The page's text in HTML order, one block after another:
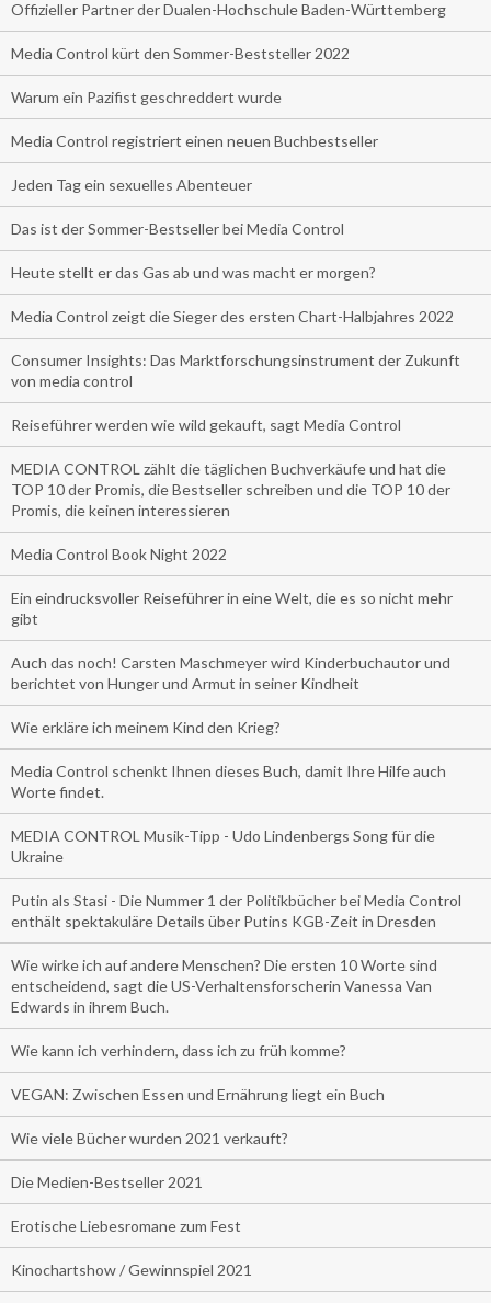
Offizieller Partner der Dualen-Hochschule Baden-Württemberg
Media Control kürt den Sommer-Beststeller 2022
Warum ein Pazifist geschreddert wurde
Media Control registriert einen neuen Buchbestseller
Jeden Tag ein sexuelles Abenteuer
Das ist der Sommer-Bestseller bei Media Control
Heute stellt er das Gas ab und was macht er morgen?
Media Control zeigt die Sieger des ersten Chart-Halbjahres 2022
Consumer Insights: Das Marktforschungsinstrument der Zukunft
von media control
Reiseführer werden wie wild gekauft, sagt Media Control
MEDIA CONTROL zählt die täglichen Buchverkäufe und hat die
TOP 10 der Promis, die Bestseller schreiben und die TOP 10 der
Promis, die keinen interessieren
Media Control Book Night 2022
Ein eindrucksvoller Reiseführer in eine Welt, die es so nicht mehr
gibt
Auch das noch! Carsten Maschmeyer wird Kinderbuchautor und
berichtet von Hunger und Armut in seiner Kindheit
Wie erkläre ich meinem Kind den Krieg?
Media Control schenkt Ihnen dieses Buch, damit Ihre Hilfe auch
Worte findet.
MEDIA CONTROL Musik-Tipp - Udo Lindenbergs Song für die
Ukraine
Putin als Stasi - Die Nummer 1 der Politikbücher bei Media Control
enthält spektakuläre Details über Putins KGB-Zeit in Dresden
Wie wirke ich auf andere Menschen? Die ersten 10 Worte sind
entscheidend, sagt die US-Verhaltensforscherin Vanessa Van
Edwards in ihrem Buch.
Wie kann ich verhindern, dass ich zu früh komme?
VEGAN: Zwischen Essen und Ernährung liegt ein Buch
Wie viele Bücher wurden 2021 verkauft?
Die Medien-Bestseller 2021
Erotische Liebesromane zum Fest
Kinochartshow / Gewinnspiel 2021